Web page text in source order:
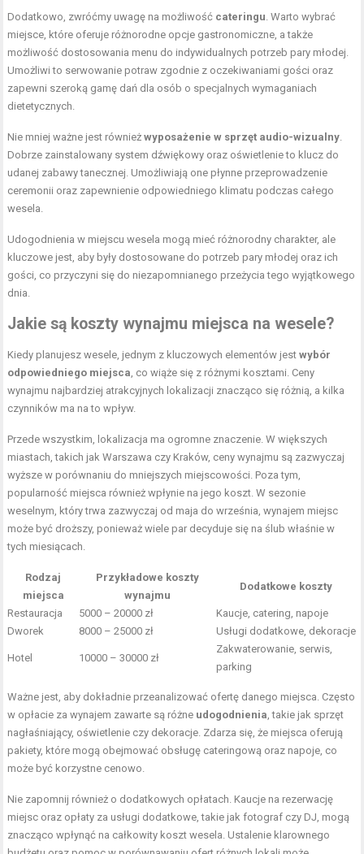
Dodatkowo, zwróćmy uwagę na możliwość cateringu. Warto wybrać
miejsce, które oferuje różnorodne opcje gastronomiczne, a także
możliwość dostosowania menu do indywidualnych potrzeb pary młodej.
Umożliwi to serwowanie potraw zgodnie z oczekiwaniami gości oraz
zapewni szeroką gamę dań dla osób o specjalnych wymaganiach
dietetycznych.
Nie mniej ważne jest równieżwyposażenie w sprzęt audio-wizualny.
Dobrze zainstalowany system dźwiękowy oraz oświetlenie to klucz do
udanej zabawy tanecznej. Umożliwiają one płynne przeprowadzenie
ceremonii oraz zapewnienie odpowiedniego klimatu podczas całego
wesela.
Udogodnienia w miejscu wesela mogą mieć różnorodny charakter, ale
kluczowe jest, aby były dostosowane do potrzeb pary młodej oraz ich
gości, co przyczyni się do niezapomnianego przeżycia tego wyjątkowego
dnia.
Jakie są koszty wynajmu miejsca na wesele?
Kiedy planujesz wesele, jednym z kluczowych elementów jestwybór
odpowiedniego miejsca, co wiąże się z różnymi kosztami. Ceny
wynajmu najbardziej atrakcyjnych lokalizacji znacząco się różnią, a kilka
czynników ma na to wpływ.
Przede wszystkim, lokalizacja ma ogromne znaczenie. W większych
miastach, takich jak Warszawa czy Kraków, ceny wynajmu są zazwyczaj
wyższe w porównaniu do mniejszych miejscowości. Poza tym,
popularność miejsca również wpłynie na jego koszt. W sezonie
weselnym, który trwa zazwyczaj od maja do września, wynajem miejsc
może być droższy, ponieważ wiele par decyduje się na ślub właśnie w
tych miesiącach.
Rodzaj
miejsca
Przykładowe koszty
wynajmu
Dodatkowe koszty
Restauracja 5000 – 20000 zł
Kaucje, catering, napoje
Dworek
8000 – 25000 zł Usługi dodatkowe, dekoracje
Hotel 10000 – 30000 zł
Zakwaterowanie, serwis,
parking
Ważne jest, aby dokładnie przeanalizować ofertę danego miejsca. Często
w opłacie za wynajem zawarte są różne udogodnienia, takie jak sprzęt
nagłaśniający, oświetlenie czy dekoracje. Zdarza się, że miejsca oferują
pakiety, które mogą obejmować obsługę cateringową oraz napoje, co
może być korzystne cenowo.
Nie zapomnij również o dodatkowych opłatach. Kaucje na rezerwację
miejsc oraz opłaty za usługi dodatkowe, takie jak fotograf czy DJ, mogą
znacząco wpłynąć na całkowity koszt wesela. Ustalenie klarownego